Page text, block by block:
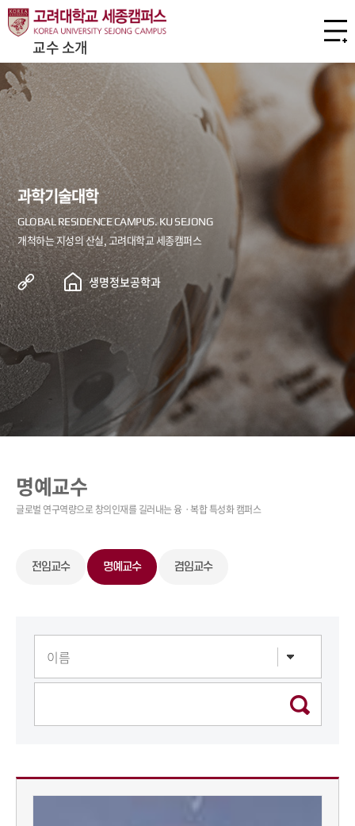
교수 소개
과학기술대학
생명정보공학과
명예교수
전임교수 명예교수 겸임교수